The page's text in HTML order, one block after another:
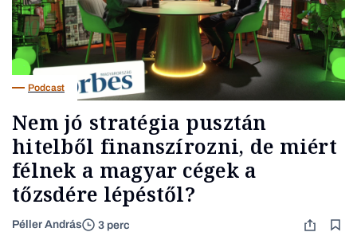
Podcast
Nem jó stratégia pusztán
hitelből finanszírozni, de miért
félnek a magyar cégek a
tőzsdére lépéstől?
Péller András 3 perc